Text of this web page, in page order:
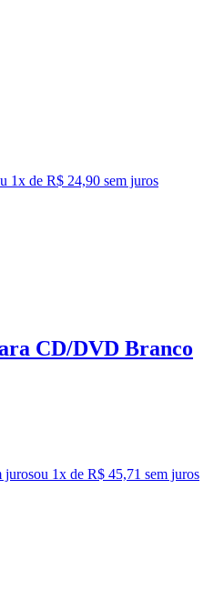
1x de R$ 24,90 sem juros
CD/DVD Branco
jurosou 1x de R$ 45,71 sem juros